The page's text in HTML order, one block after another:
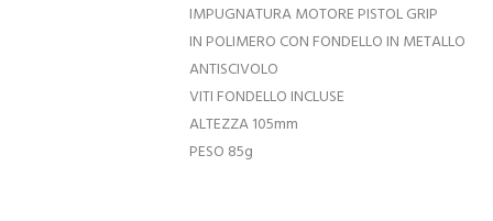
IMPUGNATURA MOTORE PISTOL GRIP
IN POLIMERO CON FONDELLO IN METALLO
ANTISCIVOLO
VITI FONDELLO INCLUSE
ALTEZZA 105mm
PESO 85g